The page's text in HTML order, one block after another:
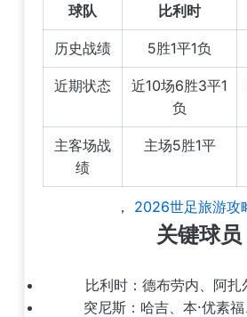
球队 比利时
历史战绩 5胜1平1负
近期状态
近10场6胜3平1
负
主客场战
绩
主场5胜1平
， 2026世足旅游攻
关键球员
比利时：德布劳内、阿扎
突尼斯：哈吉、本·优素